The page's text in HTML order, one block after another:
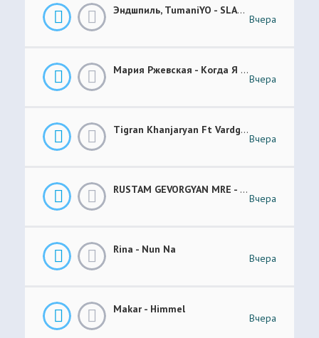
Эндшпиль, TumaniYO - SLANG
Вчера
Мария Ржевская - Когда Я Стану Кошкой (Future Garage Remix)
Вчера
Tigran Khanjaryan Ft Vardges - Pap Jan
Вчера
RUSTAM GEVORGYAN MRE - GAR XOROVATC
Вчера
Rina - Nun Na
Вчера
Makar - Himmel
Вчера